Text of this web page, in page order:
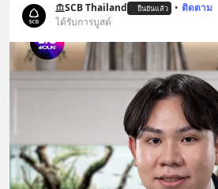
SCB Thailand ยืนยันแล้ว • ติดตาม
ได้รับการบูสต์